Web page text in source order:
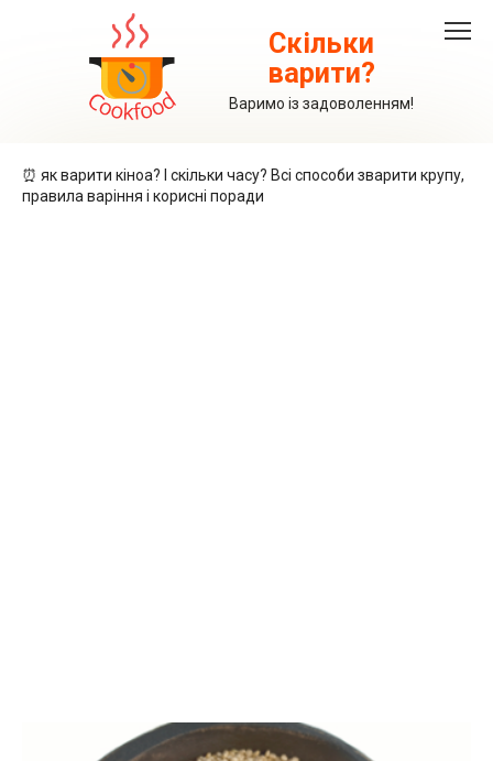
Скільки
варити?
Варимо із задоволенням!
⏰ як варити кіноа? І скільки часу? Всі способи зварити крупу,
правила варіння і корисні поради